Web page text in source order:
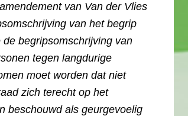
van Van der Vlies
van het begrip
begripsomschrijving van
tegen langdurige
moet worden dat niet
zich terecht op het
beschouwd als geurgevoelig